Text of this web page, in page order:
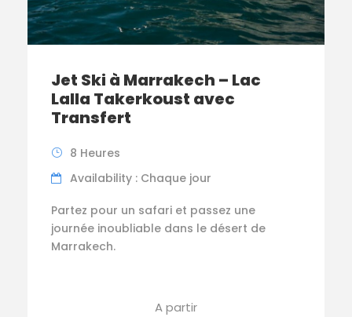
Jet Ski à Marrakech – Lac
Lalla Takerkoust avec
Transfert
8 Heures
Availability : Chaque jour
Partez pour un safari et passez une
journée inoubliable dans le désert de
Marrakech.
A partir